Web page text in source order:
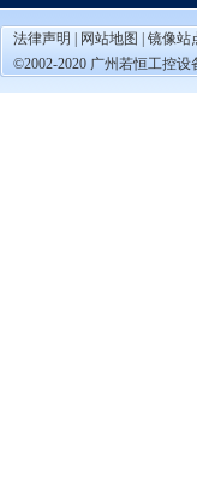
法律声明 网站地图 镜像站
©2002-2020 广州若恒工控